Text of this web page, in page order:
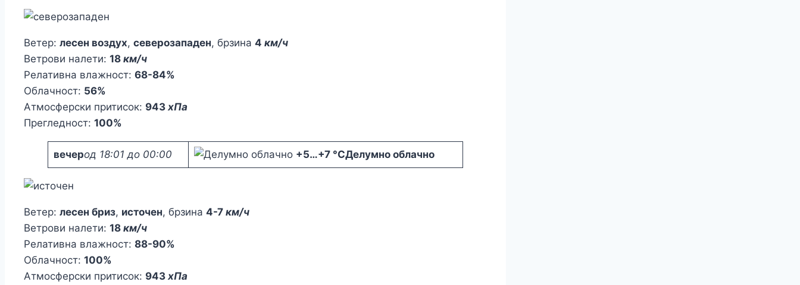
Ветер: лесен воздух, северозападен, брзина 4 км/ч
Ветрови налети: 18 км/ч
Релативна влажност: 68-84%
Облачност: 56%
Атмосферски притисок: 943 хПа
Прегледност: 100%
вечерод 18:01 до 00:00 +5…+7 °CДелумно облачно
Ветер: лесен бриз, источен, брзина 4-7 км/ч
Ветрови налети: 18 км/ч
Релативна влажност: 88-90%
Облачност: 100%
Атмосферски притисок: 943 хПа